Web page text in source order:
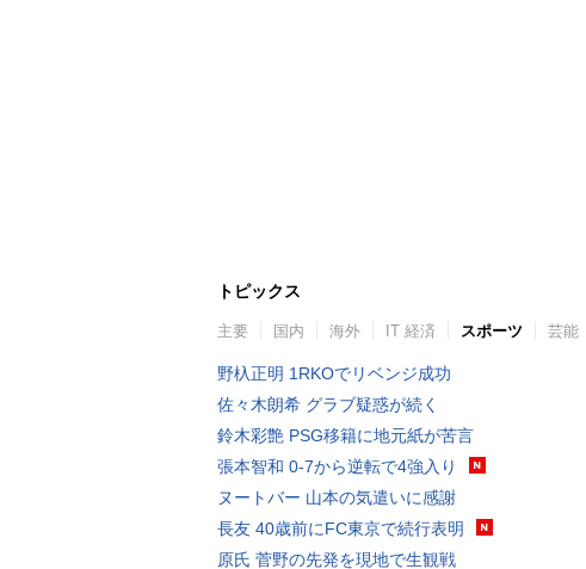
トピックス
主要 国内 海外 IT 経済 スポーツ 芸能
野杁正明 1RKOでリベンジ成功
佐々木朗希 グラブ疑惑が続く
鈴木彩艶 PSG移籍に地元紙が苦言
張本智和 0-7から逆転で4強入り
ヌートバー 山本の気遣いに感謝
長友 40歳前にFC東京で続行表明
原氏 菅野の先発を現地で生観戦